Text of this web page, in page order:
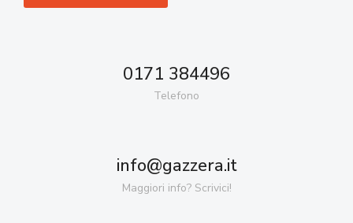
0171 384496
Telefono
info@gazzera.it
Maggiori info? Scrivici!